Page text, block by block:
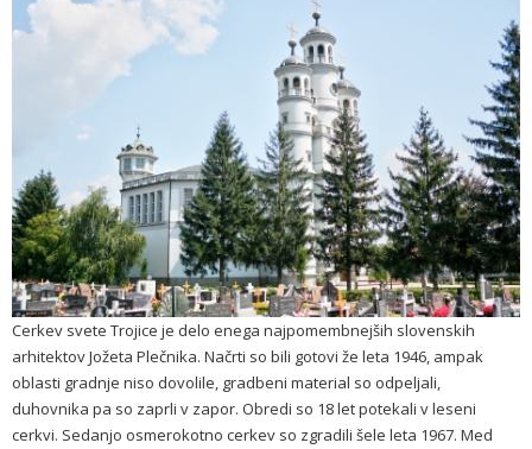
Cerkev svete Trojice je delo enega najpomembnejših slovenskih
arhitektov Jožeta Plečnika. Načrti so bili gotovi že leta 1946, ampak
oblasti gradnje niso dovolile, gradbeni material so odpeljali,
duhovnika pa so zaprli v zapor. Obredi so 18 let potekali v leseni
cerkvi. Sedanjo osmerokotno cerkev so zgradili šele leta 1967. Med